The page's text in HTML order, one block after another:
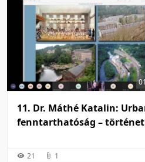
11. Dr. Máthé Katalin:
fenntarthatóság –
21 1